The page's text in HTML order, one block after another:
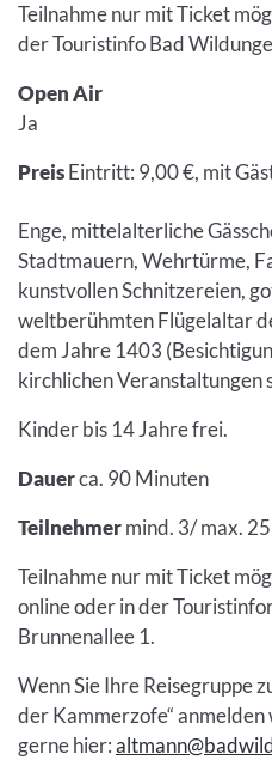
Teilnahme nur mit Ticket
der Touristinfo Bad
Open Air
Ja
PreisEintritt: 9,00 €, mit
Enge, mittelalterliche
Stadtmauern, Wehrtürme,
kunstvollen Schnitzereien,
weltberühmten Flügelaltar
dem Jahre 1403
kirchlichen Veranstaltungen
Kinder bis 14 Jahre frei.
Dauerca. 90 Minuten
Teilnehmermind. 3/ max.
Teilnahme nur mit Ticket
online oder in der
Brunnenallee 1.
Wenn Sie Ihre Reisegruppe
der Kammerzofe“
gerne hier: